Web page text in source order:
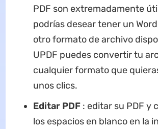
PDF son extremadamente
podrías desear tener un
otro formato de archivo
UPDF puedes convertir tu
cualquier formato que
unos clics.
Editar PDF: editar su PDF y
los espacios en blanco en la